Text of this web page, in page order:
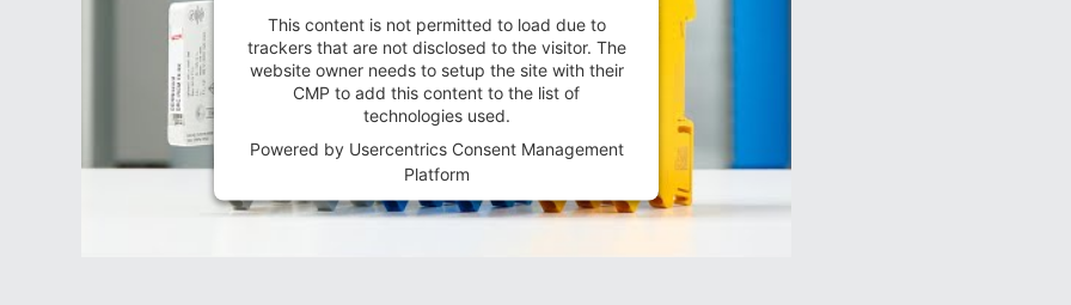
This content is not permitted to load due to
trackers that are not disclosed to the visitor. The
website owner needs to setup the site with their
CMP to add this content to the list of
technologies used.
Powered by Usercentrics Consent Management
Platform